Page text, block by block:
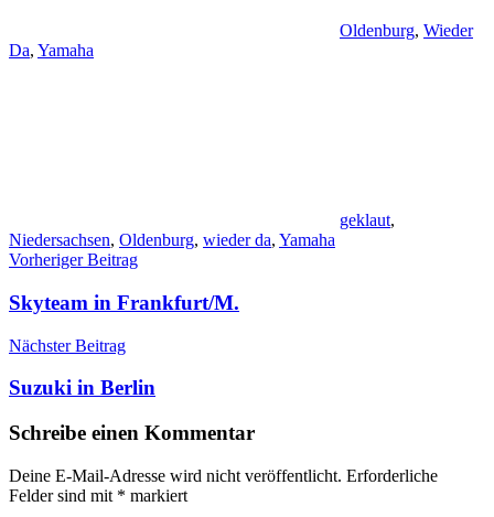
Oldenburg, Wieder
Da, Yamaha
geklaut,
Niedersachsen, Oldenburg, wieder da, Yamaha
Beitragsnavigation
Vorheriger Beitrag
Skyteam in Frankfurt/M.
Nächster Beitrag
Suzuki in Berlin
Schreibe einen Kommentar
Deine E-Mail-Adresse wird nicht veröffentlicht. Erforderliche
Felder sind mit * markiert